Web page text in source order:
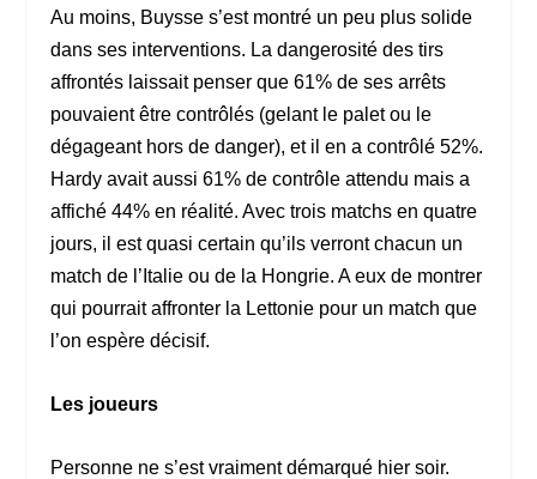
Au moins, Buysse s’est montré un peu plus solide
dans ses interventions. La dangerosité des tirs
affrontés laissait penser que 61% de ses arrêts
pouvaient être contrôlés (gelant le palet ou le
dégageant hors de danger), et il en a contrôlé 52%.
Hardy avait aussi 61% de contrôle attendu mais a
affiché 44% en réalité. Avec trois matchs en quatre
jours, il est quasi certain qu’ils verront chacun un
match de l’Italie ou de la Hongrie. A eux de montrer
qui pourrait affronter la Lettonie pour un match que
l’on espère décisif.
Les joueurs
Personne ne s’est vraiment démarqué hier soir.